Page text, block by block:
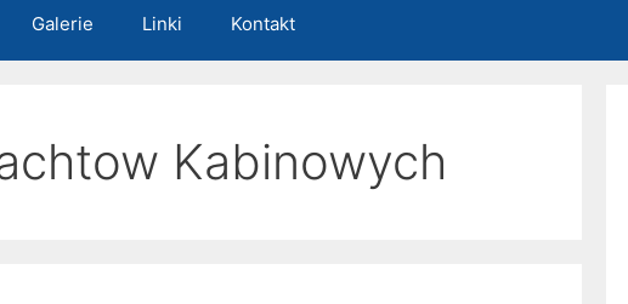
Galerie Linki Kontakt
Kabinowych